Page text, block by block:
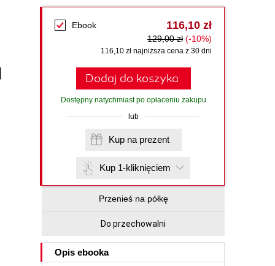
Ebook 116,10 zł
129,00 zł (-10%)
116,10 zł najniższa cena z 30 dni
Dodaj do koszyka
Dostępny natychmiast po opłaceniu zakupu
lub
Kup na prezent
Kup 1-kliknięciem
Przenieś na półkę
Do przechowalni
Opis ebooka